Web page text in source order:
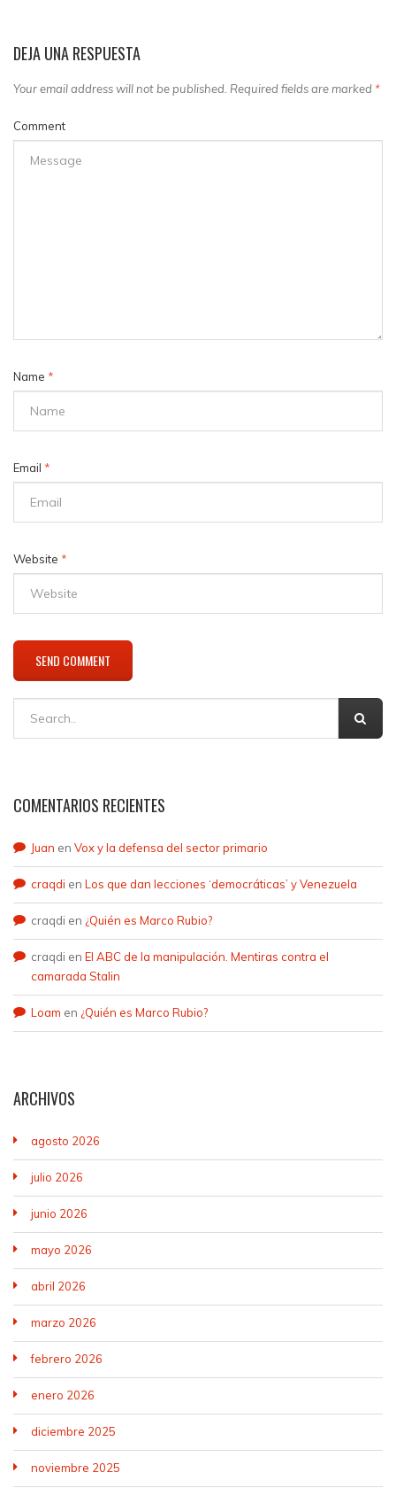
DEJA UNA RESPUESTA
Your email address will not be published. Required fields are marked *
Comment
Name *
Email *
Website *
COMENTARIOS RECIENTES
Juan en Vox y la defensa del sector primario
craqdi en Los que dan lecciones ‘democráticas’ y Venezuela
craqdi en ¿Quién es Marco Rubio?
craqdi en El ABC de la manipulación. Mentiras contra el
camarada Stalin
Loam en ¿Quién es Marco Rubio?
ARCHIVOS
agosto 2026
julio 2026
junio 2026
mayo 2026
abril 2026
marzo 2026
febrero 2026
enero 2026
diciembre 2025
noviembre 2025